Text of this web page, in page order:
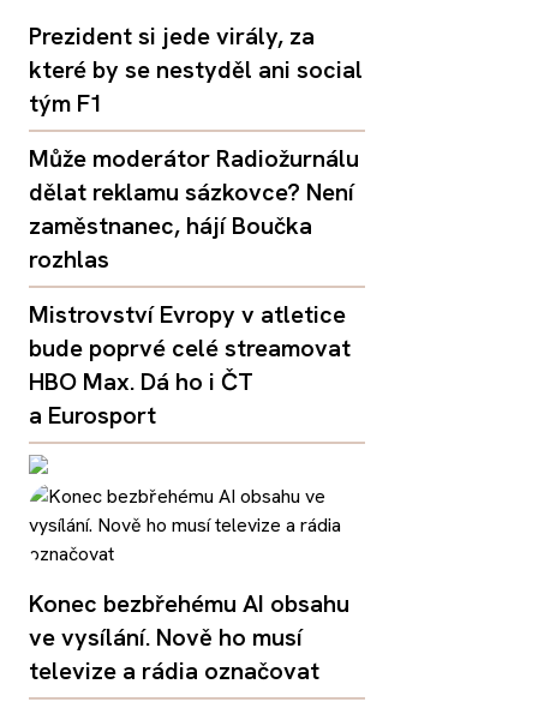
Prezident si jede virály, za
které by se nestyděl ani social
tým F1
Může moderátor Radiožurnálu
dělat reklamu sázkovce? Není
zaměstnanec, hájí Boučka
rozhlas
Mistrovství Evropy v atletice
bude poprvé celé streamovat
HBO Max. Dá ho i ČT
a Eurosport
Konec bezbřehému AI obsahu
ve vysílání. Nově ho musí
televize a rádia označovat